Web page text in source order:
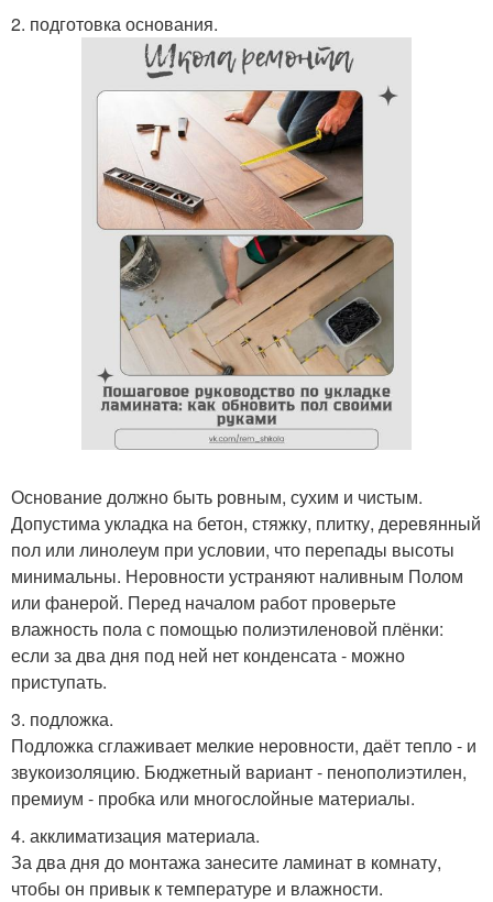
2. подготовка основания.
Основание должно быть ровным, сухим и чистым.
Допустима укладка на бетон, стяжку, плитку, деревянный
пол или линолеум при условии, что перепады высоты
минимальны. Неровности устраняют наливным Полом
или фанерой. Перед началом работ проверьте
влажность пола с помощью полиэтиленовой плёнки:
если за два дня под ней нет конденсата - можно
приступать.
3. подложка.
Подложка сглаживает мелкие неровности, даёт тепло - и
звукоизоляцию. Бюджетный вариант - пенополиэтилен,
премиум - пробка или многослойные материалы.
4. акклиматизация материала.
За два дня до монтажа занесите ламинат в комнату,
чтобы он привык к температуре и влажности.